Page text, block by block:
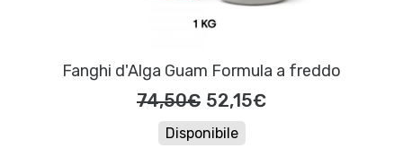
Fanghi d'Alga Guam Formula a freddo
74,50€ 52,15€
Disponibile